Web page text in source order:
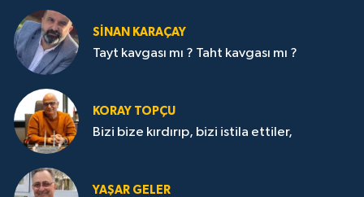
SİNAN KARAÇAY
Tayt kavgası mı ? Taht kavgası mı ?
KORAY TOPÇU
Bizi bize kırdırıp, bizi istila ettiler,
YAŞAR GELER